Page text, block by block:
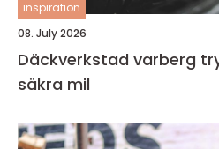
inspiration
08. July 2026
Däckverkstad varberg trygg service för
säkra mil